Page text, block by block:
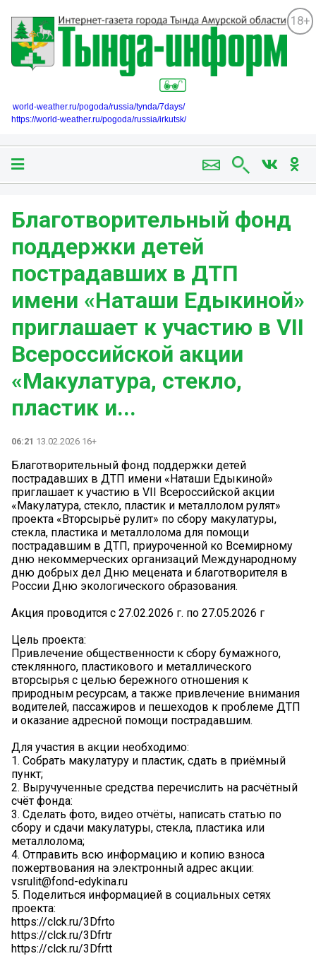
18+
world-weather.ru/pogoda/russia/tynda/7days/
https://world-weather.ru/pogoda/russia/irkutsk/
Благотворительный фонд
поддержки детей
пострадавших в ДТП
имени «Наташи Едыкиной»
приглашает к участию в VII
Всероссийской акции
«Макулатура, стекло,
пластик и...
06:21 13.02.2026 16+
Благотворительный фонд поддержки детей
пострадавших в ДТП имени «Наташи Едыкиной»
приглашает к участию в VII Всероссийской акции
«Макулатура, стекло, пластик и металлолом рулят»
проекта «Вторсырьё рулит» по сбору макулатуры,
стекла, пластика и металлолома для помощи
пострадавшим в ДТП, приуроченной ко Всемирному
дню некоммерческих организаций Международному
дню добрых дел Дню мецената и благотворителя в
России Дню экологического образования.
Акция проводится с 27.02.2026 г. по 27.05.2026 г
Цель проекта:
Привлечение общественности к сбору бумажного,
стеклянного, пластикового и металлического
вторсырья с целью бережного отношения к
природным ресурсам, а также привлечение внимания
водителей, пассажиров и пешеходов к проблеме ДТП
и оказание адресной помощи пострадавшим.
Для участия в акции необходимо:
1. Собрать макулатуру и пластик, сдать в приёмный
пункт;
2. Выручученные средства перечислить на расчётный
счёт фонда:
3. Сделать фото, видео отчёты, написать статью по
сбору и сдачи макулатуры, стекла, пластика или
металлолома;
4. Отправить всю информацию и копию взноса
пожертвования на электронный адрес акции:
vsrulit@fond-edykina.ru
5. Поделиться информацией в социальных сетях
проекта:
https://clck.ru/3Dfrto
https://clck.ru/3Dfrtr
https://clck.ru/3Dfrtt